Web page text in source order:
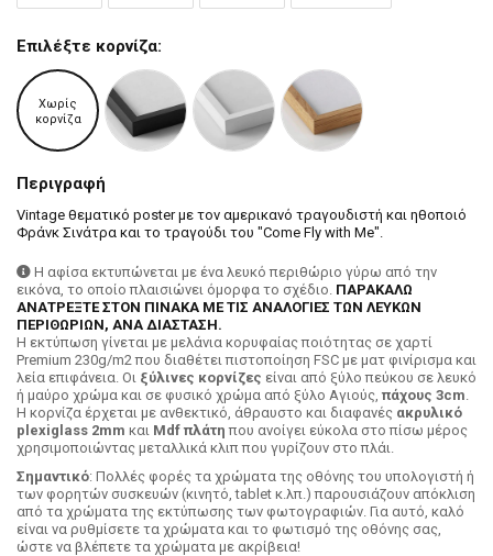
Επιλέξτε κορνίζα:
Χωρίς
κορνίζα
Περιγραφή
Vintage θεματικό poster με τον αμερικανό τραγουδιστή και ηθοποιό
Φράνκ Σινάτρα και το τραγούδι του "Come Fly with Me".
Η αφίσα εκτυπώνεται με ένα λευκό περιθώριο γύρω από την
εικόνα, το οποίο πλαισιώνει όμορφα το σχέδιο. ΠΑΡΑΚΑΛΩ
ΑΝΑΤΡΕΞΤΕ ΣΤΟΝ ΠΙΝΑΚΑ ΜΕ ΤΙΣ ΑΝΑΛΟΓΙΕΣ ΤΩΝ ΛΕΥΚΩΝ
ΠΕΡΙΘΩΡΙΩΝ, ΑΝΑ ΔΙΑΣΤΑΣΗ.
H εκτύπωση γίνεται με μελάνια κορυφαίας ποιότητας σε χαρτί
Premium 230g/m2 που διαθέτει πιστοποίηση FSC με ματ φινίρισμα και
λεία επιφάνεια. Οι ξύλινες κορνίζες είναι από ξύλο πεύκου σε λευκό
ή μαύρο χρώμα και σε φυσικό χρώμα από ξύλο Αγιούς, πάχους 3cm.
Η κορνίζα έρχεται με ανθεκτικό, άθραυστο και διαφανές ακρυλικό
plexiglass 2mm και Mdf πλάτη που ανοίγει εύκολα στο πίσω μέρος
χρησιμοποιώντας μεταλλικά κλιπ που γυρίζουν στο πλάι.
Σημαντικό: Πολλές φορές τα χρώματα της οθόνης του υπολογιστή ή
των φορητών συσκευών (κινητό, tablet κ.λπ.) παρουσιάζουν απόκλιση
από τα χρώματα της εκτύπωσης των φωτογραφιών. Για αυτό, καλό
είναι να ρυθμίσετε τα χρώματα και το φωτισμό της οθόνης σας,
ώστε να βλέπετε τα χρώματα με ακρίβεια!